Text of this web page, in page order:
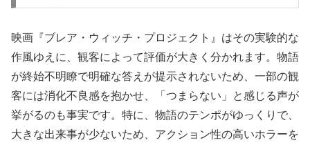
映画『ブレア・ウィッチ・プロジェクト』はその実験的な
作風ゆえに、観客によって評価が大きく分かれます。物語
が終始不明瞭で明確な答えが提示されないため、一部の観
客には消化不良感を抱かせ、「つまらない」と感じる声が
挙がるのも事実です。特に、物語のテンポがゆっくりで、
大きな出来事が少ないため、アクション性の高いホラーを